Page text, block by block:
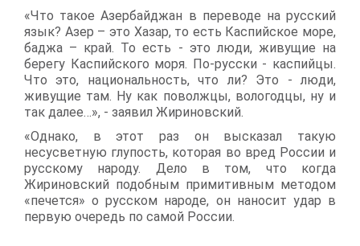
«Что такое Азербайджан в переводе на русский
язык? Азер – это Хазар, то есть Каспийское море,
баджа – край. То есть - это люди, живущие на
берегу Каспийского моря. По-русски - каспийцы.
Что это, национальность, что ли? Это - люди,
живущие там. Ну как поволжцы, вологодцы, ну и
так далее…», - заявил Жириновский.
«Однако, в этот раз он высказал такую
несусветную глупость, которая во вред России и
русскому народу. Дело в том, что когда
Жириновский подобным примитивным методом
«печется» о русском народе, он наносит удар в
первую очередь по самой России.